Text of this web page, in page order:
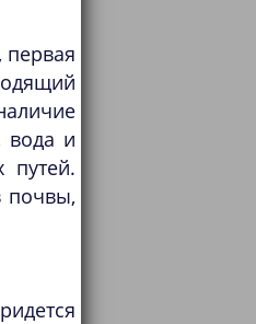
первая
вода и
путей.
почвы,